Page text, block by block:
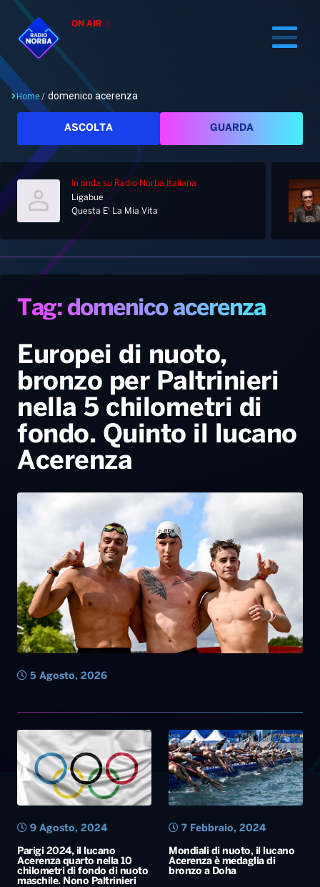
ON AIR
Home
Palinsesto
Hit Dance
Giochi&Concorsi
PALATOUR
Notizie
Locali
Musica e Spettacolo
Sport
Radio Norba Consiglia
Leggerissime
Playlist
Generale
Novità
Notiziario
Interviste
Oroscopo
Speciale Astrabilia 2026
Gallery
Radio Norba News TV
Voce al Bari
Battiti Live 2026
Gallery
Home/ domenico acerenza
ASCOLTA GUARDA
In onda su Radio Norba Italiana
Ligabue
Questa E' La Mia Vita
Tag: domenico acerenza
Europei di nuoto,
bronzo per Paltrinieri
nella 5 chilometri di
fondo. Quinto il lucano
Acerenza
5 Agosto, 2026
Parigi 2024, il lucano
Acerenza quarto nella 10
chilometri di fondo di nuoto
maschile. Nono Paltrinieri
9 Agosto, 2024
Mondiali di nuoto, il lucano
Acerenza è medaglia di
bronzo a Doha
7 Febbraio, 2024